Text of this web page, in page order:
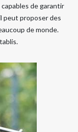
de garantir
peut proposer des
de monde.